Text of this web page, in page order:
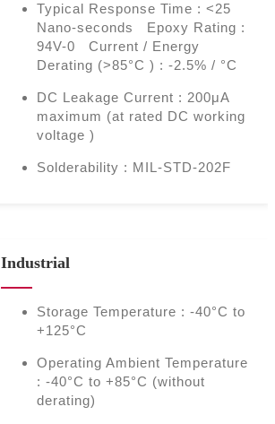
Typical Response Time : <25
Nano-seconds Epoxy Rating :
94V-0 Current / Energy
Derating (>85°C ) : -2.5% / °C
DC Leakage Current : 200μA
maximum (at rated DC working
voltage )
Solderability : MIL-STD-202F
Industrial
Storage Temperature : -40°C to
+125°C
Operating Ambient Temperature
: -40°C to +85°C (without
derating)